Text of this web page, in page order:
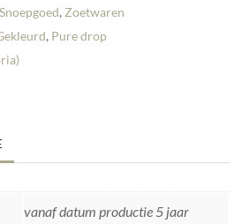
Snoepgoed, Zoetwaren
, Pure drop
vanaf datum productie 5 jaar